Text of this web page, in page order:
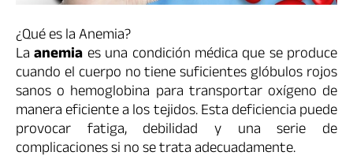
¿Qué es la Anemia?
Laanemia es una condición médica que se produce
cuando el cuerpo no tiene suficientes glóbulos rojos
sanos o hemoglobina para transportar oxígeno de
manera eficiente a los tejidos. Esta deficiencia puede
provocar fatiga, debilidad y una serie de
complicaciones si no se trata adecuadamente.